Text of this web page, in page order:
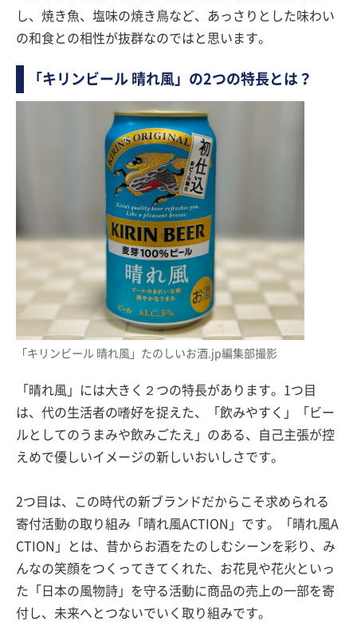
し、焼き魚、塩味の焼き鳥など、あっさりとした味わい
の和食との相性が抜群なのではと思います。
「キリンビール 晴れ風」の2つの特長とは？
「キリンビール 晴れ風」たのしいお酒.jp編集部撮影
「晴れ風」には大きく２つの特長があります。1つ目
は、代の生活者の嗜好を捉えた、「飲みやすく」「ビー
ルとしてのうまみや飲みごたえ」のある、自己主張が控
えめで優しいイメージの新しいおいしさです。
2つ目は、この時代の新ブランドだからこそ求められる
寄付活動の取り組み「晴れ風ACTION」です。「晴れ風A
CTION」とは、昔からお酒をたのしむシーンを彩り、み
んなの笑顔をつくってきてくれた、お花見や花火といっ
た「日本の風物詩」を守る活動に商品の売上の一部を寄
付し、未来へとつないでいく取り組みです。